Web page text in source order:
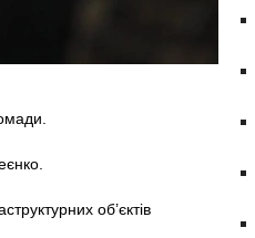
об’єктів